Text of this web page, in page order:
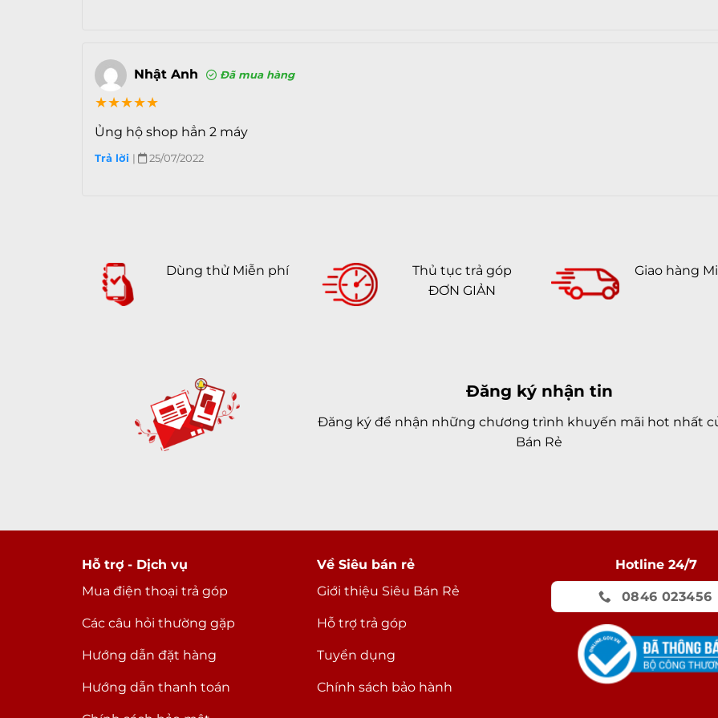
dọc cũng là những thứ đầu tiên xuất hiện trên 1 chiếc iPhone.
Điểm khiến iPhone X bị chê nhiều nhất đó chính là phần “tai thỏ” phía trên màn
hãng.
Chất liệu
Thông tin
Bảo mật
cao
Tính năng
biệt
Nhật Anh Đã mua hàng
★★★★★
Ủng hộ shop hẳn 2 máy
Trả lời | 25/07/2022
Dùng thử Miễn phí
Thủ tục trả góp
ĐƠN GIẢN
Giao hàng
Đăng ký nhận tin
Đăng ký để nhận những chương trình khuyến mãi hot nhất
Bán Rẻ
Hỗ trợ - Dịch vụ
Mua điện thoại trả góp
Các câu hỏi thường gặp
Hướng dẫn đặt hàng
Hướng dẫn thanh toán
Về Siêu bán rẻ
Giới thiệu Siêu Bán Rẻ
Hỗ trợ trả góp
Tuyển dụng
Chính sách bảo hành
Hotline 24/7
0846 023456